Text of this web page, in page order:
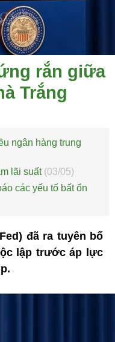
rắn giữa
Trắng
ngân hàng trung
lãi suất (03/05)
các yếu tố bất ổn
đã ra tuyên bố
lập trước áp lực